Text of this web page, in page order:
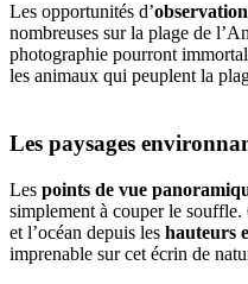
Les opportunités d’observation
nombreuses sur la plage de
photographie pourront
les animaux qui peuplent la
Les paysages
Les points de vue
simplement à couper le
et l’océan depuis les hauteurs
imprenable sur cet écrin de